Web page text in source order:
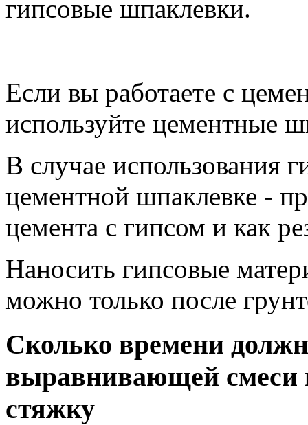
гипсовые шпаклевки.
Если вы работаете с
используйте цементные
В случае использования
цементной шпаклевке -
цемента с гипсом и как
Наносить гипсовые
можно только после
Сколько времени
выравнивающей смеси
стяжку